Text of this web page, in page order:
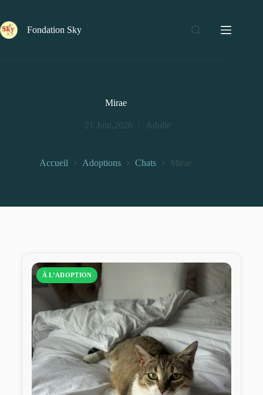
Fondation Sky
Mirae
21 Juin,2026 Adulte
Accueil Adoptions Chats Mirae
À L’ADOPTION